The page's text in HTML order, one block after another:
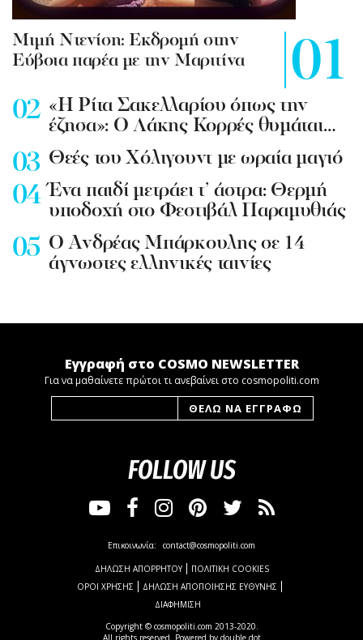
Mιμή Ντενίση: Εκδρομή στην
Εύβοια παρέα με την Μαριτίνα
«Η Ρίτα Σακελλαρίου όπως την
έζησα»: Ο Λάκης Κορρές θυμάται…
Θεές του Χόλιγουντ με ωραία μαγιό
Ένα παιδί μετράει τ’ άστρα: Θερμή
υποδοχή στο Φεστιβάλ Παραμυθιάς
Ο Ανδρέας Μπάρκουλης σε 14
άγνωστες ελληνικές ταινίες
Εγγραφή στο COSMO NEWSLETTER
Για να μαθαίνετε πρώτοι τι ανεβαίνει στο cosmopoliti.com
FOLLOW US
Copyright © cosmopoliti.com 2013-2020.
All rights reserved. Powered by double dot
Επικοινωνία: contact@cosmopoliti.com
ΔΗΛΩΣΗ ΑΠΟΡΡΗΤΟΥ
ΠΟΛΙΤΙΚΗ COOKIES
ΟΡΟΙ ΧΡΗΣΗΣ
ΔΗΛΩΣΗ ΑΠΟΠΟΙΗΣΗΣ ΕΥΘΥΝΗΣ
ΔΙΑΦΗΜΙΣΗ